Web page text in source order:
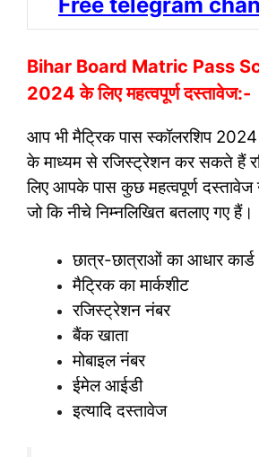
Bihar Board Matric Pass
2024 के लिए महत्वपूर्ण दस्तावेज:-
आप भी मैट्रिक पास स्कॉलरशिप
के माध्यम से रजिस्ट्रेशन कर सकते हैं
लिए आपके पास कुछ महत्वपूर्ण दस्तावेज
जो कि नीचे निम्नलिखित बतलाए गए हैं।
छात्र-छात्राओं का आधार कार्ड
मैट्रिक का मार्कशीट
रजिस्ट्रेशन नंबर
बैंक खाता
मोबाइल नंबर
ईमेल आईडी
इत्यादि दस्तावेज